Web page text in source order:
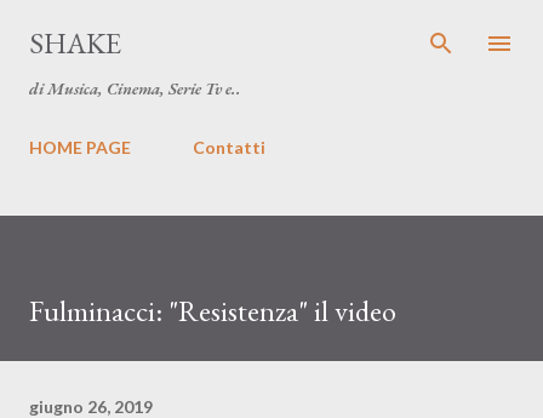
SHAKE
di Musica, Cinema, Serie Tv e..
HOME PAGE Contatti
Fulminacci: "Resistenza" il video
giugno 26, 2019